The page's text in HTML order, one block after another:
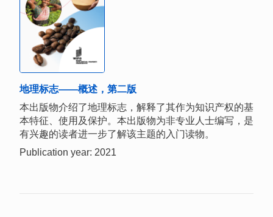
地理标志——概述，第二版
本出版物介绍了地理标志，解释了其作为知识产权的基
本特征、使用及保护。本出版物为非专业人士编写，是
有兴趣的读者进一步了解该主题的入门读物。
Publication year: 2021